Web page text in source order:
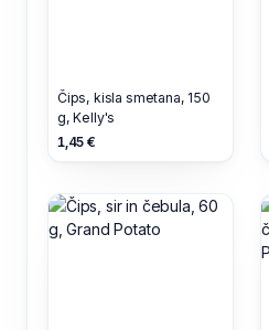
Čips, kisla smetana, 150
g, Kelly's
1,45 €